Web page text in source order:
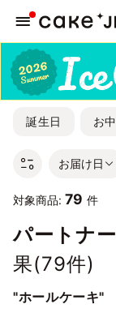
誕生日 お
お届け日
対象商品: 79 件
パートナ
果(79件)
"ホールケーキ"